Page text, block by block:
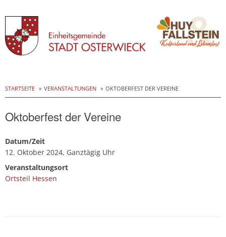
to
content
STARTSEITE VERANSTALTUNGEN OKTOBERFEST DER VEREINE
Oktoberfest der Vereine
Datum/Zeit
12. Oktober 2024, Ganztägig Uhr
Veranstaltungsort
Ortsteil Hessen